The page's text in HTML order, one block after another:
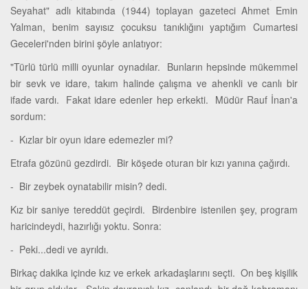
Seyahat" adlı kitabında (1944) toplayan gazeteci Ahmet Emin
Yalman, benim sayısız çocuksu tanıklığını yaptığım Cumartesi
Geceleri'nden birini şöyle anlatıyor:
"Türlü türlü milli oyunlar oynadılar. Bunların hepsinde mükemmel
bir sevk ve idare, takım halinde çalışma ve ahenkli ve canlı bir
ifade vardı. Fakat idare edenler hep erkekti. Müdür Rauf İnan'a
sordum:
- Kızlar bir oyun idare edemezler mi?
Etrafa gözünü gezdirdi. Bir köşede oturan bir kızı yanına çağırdı.
- Bir zeybek oynatabilir misin? dedi.
Kız bir saniye tereddüt geçirdi. Birdenbire istenilen şey, program
haricindeydi, hazırlığı yoktu. Sonra:
- Peki...dedi ve ayrıldı.
Birkaç dakika içinde kız ve erkek arkadaşlarını seçti. On beş kişilik